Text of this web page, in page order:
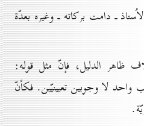
ـ دامت بركاته ـ وغيره بعدّة
ظاهر الدليل، فإنّ مثل قوله:
لا وجوبين تعيينيّين. فكأنّ